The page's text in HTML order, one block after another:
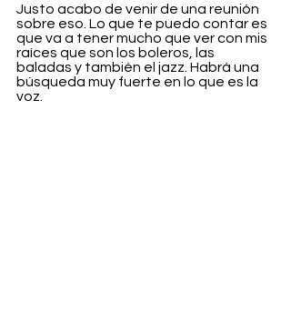
Justo acabo de venir de una reunión
sobre eso. Lo que te puedo contar es
que va a tener mucho que ver con mis
raíces que son los boleros, las
baladas y también el jazz. Habrá una
búsqueda muy fuerte en lo que es la
voz.